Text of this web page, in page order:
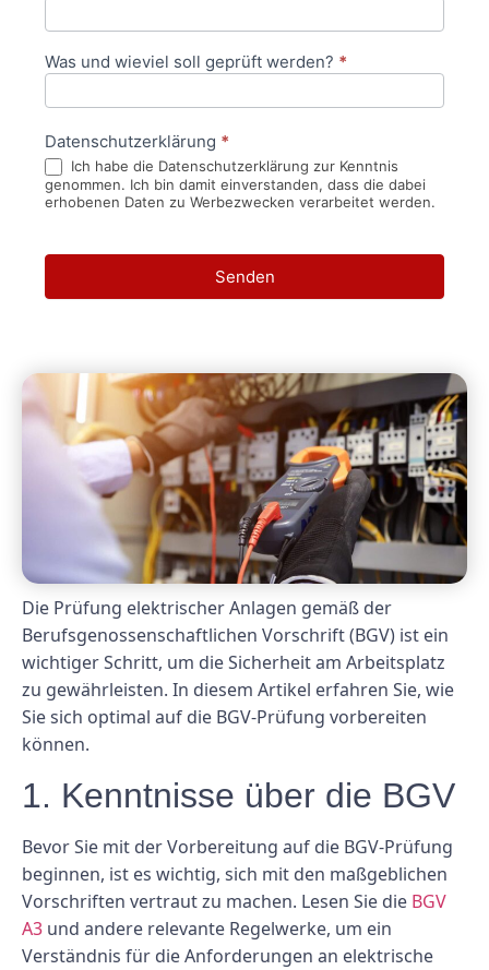
Was und wieviel soll geprüft werden? *
Datenschutzerklärung *
Ich habe die Datenschutzerklärung zur Kenntnis
genommen. Ich bin damit einverstanden, dass die dabei
erhobenen Daten zu Werbezwecken verarbeitet werden.
Senden
Die Prüfung elektrischer Anlagen gemäß der
Berufsgenossenschaftlichen Vorschrift (BGV) ist ein
wichtiger Schritt, um die Sicherheit am Arbeitsplatz
zu gewährleisten. In diesem Artikel erfahren Sie, wie
Sie sich optimal auf die BGV-Prüfung vorbereiten
können.
1. Kenntnisse über die BGV
Bevor Sie mit der Vorbereitung auf die BGV-Prüfung
beginnen, ist es wichtig, sich mit den maßgeblichen
Vorschriften vertraut zu machen. Lesen Sie die BGV
A3 und andere relevante Regelwerke, um ein
Verständnis für die Anforderungen an elektrische